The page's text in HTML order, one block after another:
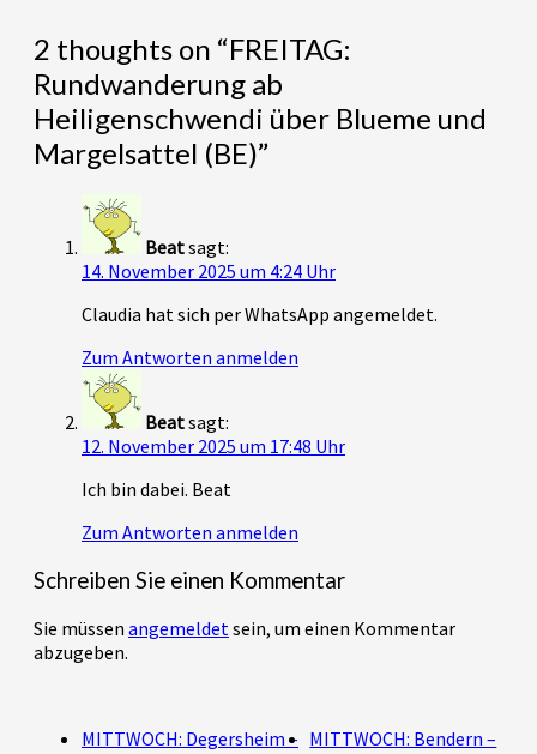
2 thoughts on “FREITAG:
Rundwanderung ab
Heiligenschwendi über Blueme und
Margelsattel (BE)”
Beatsagt:
14. November 2025 um 4:24 Uhr
Claudia hat sich per WhatsApp angemeldet.
Zum Antworten anmelden
Beatsagt:
12. November 2025 um 17:48 Uhr
Ich bin dabei. Beat
Zum Antworten anmelden
Schreiben Sie einen Kommentar
Sie müssen angemeldet sein, um einen Kommentar
abzugeben.
MITTWOCH: Degersheim – MITTWOCH: Bendern –